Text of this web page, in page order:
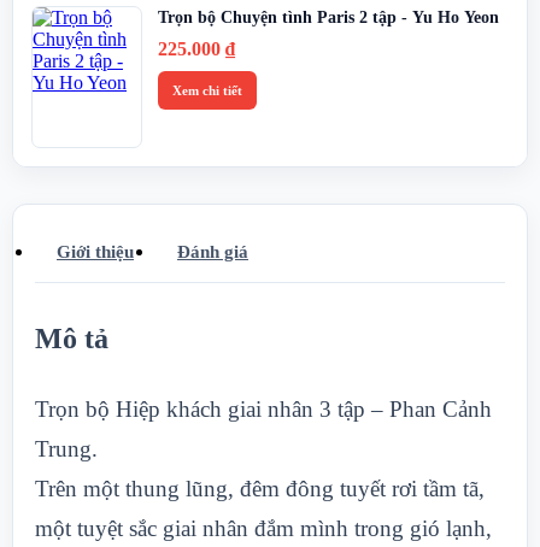
Trọn bộ Chuyện tình Paris 2 tập - Yu Ho Yeon
225.000 ₫
Xem chi tiết
Giới thiệu Đánh giá
Mô tả
Trọn bộ Hiệp khách giai nhân 3 tập – Phan Cảnh
Trung.
Trên một thung lũng, đêm đông tuyết rơi tầm tã,
một tuyệt sắc giai nhân đắm mình trong gió lạnh,